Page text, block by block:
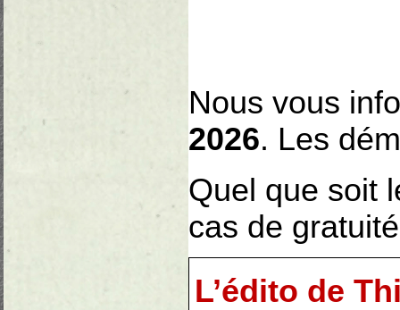
Nous vous
2026. Les
Quel que soit
cas de
L’édito de